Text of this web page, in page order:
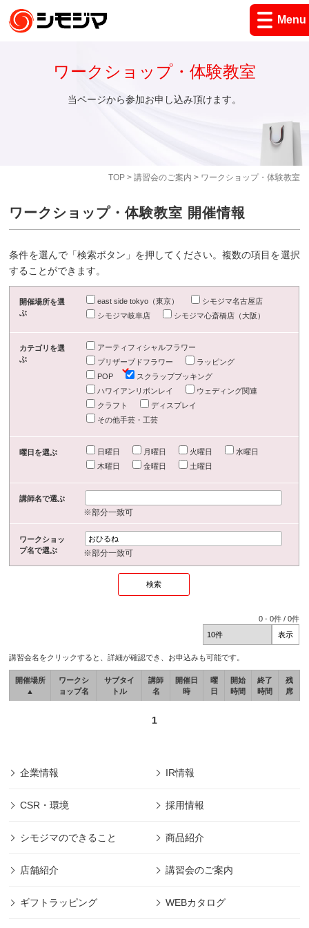
Menu
TOP> 講習会のご案内 > ワークショップ・体験教室
ワークショップ・体験教室
当ページから参加お申し込み頂けます。
ワークショップ・体験教室 開催情報
条件を選んで「検索ボタン」を押してください。複数の項目を選択
することができます。
開催場所を選
ぶ
east side tokyo（東京）
シモジマ名古屋店
シモジマ岐阜店
シモジマ心斎橋店（大阪）
カテゴリを選
ぶ
アーティフィシャルフラワー
プリザーブドフラワー
ラッピング
POP
スクラップブッキング
ハワイアンリボンレイ
ウェディング関連
クラフト
ディスプレイ
その他手芸・工芸
曜日を選ぶ 日曜日 月曜日 火曜日
水曜日
木曜日
金曜日 土曜日
講師名で選ぶ
※部分一致可
ワークショッ
プ名で選ぶ
※部分一致可
0 -0件 /0件
講習会名をクリックすると、詳細が確認でき、お申込みも可能です。
開催場所
▲
ワークシ
ョップ名
サブタイ
トル
講師
名
開催日
時
曜
日
開始
時間
終了
時間
残
席
1
企業情報 IR情報
CSR・環境 採用情報
シモジマのできること 商品紹介
店舗紹介 講習会のご案内
ギフトラッピング WEBカタログ